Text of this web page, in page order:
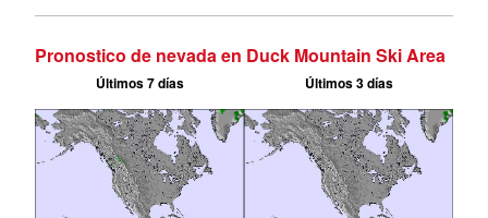
Pronostico de nevada en Duck Mountain Ski Area
Últimos 7 días Últimos 3 días